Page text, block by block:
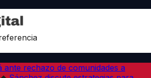
ante rechazo de comunidades a